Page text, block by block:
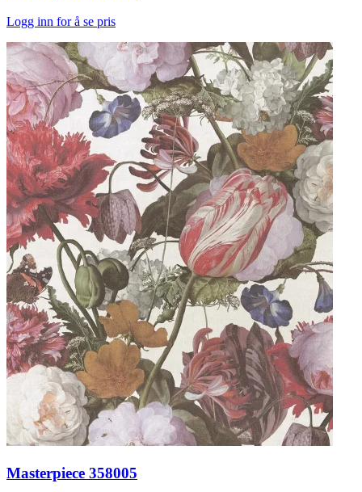
Logg inn for å se pris
Masterpiece 358005